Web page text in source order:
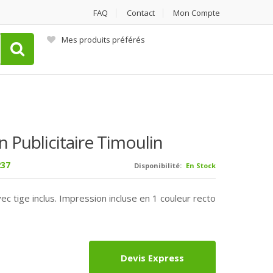
FAQ Contact Mon Compte
Mes produits préférés
Publicitaire Timoulin
Disponibilité: En Stock
tige inclus. Impression incluse en 1 couleur recto
Devis Express